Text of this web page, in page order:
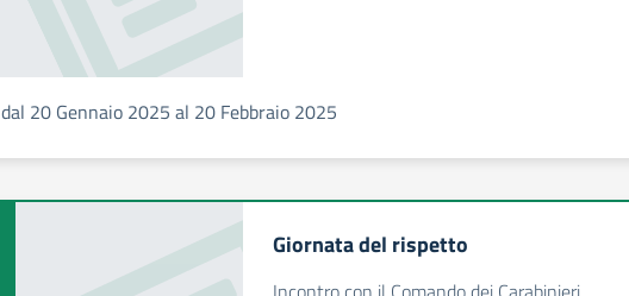
dal 20 Gennaio 2025 al 20 Febbraio 2025
Giornata del rispetto